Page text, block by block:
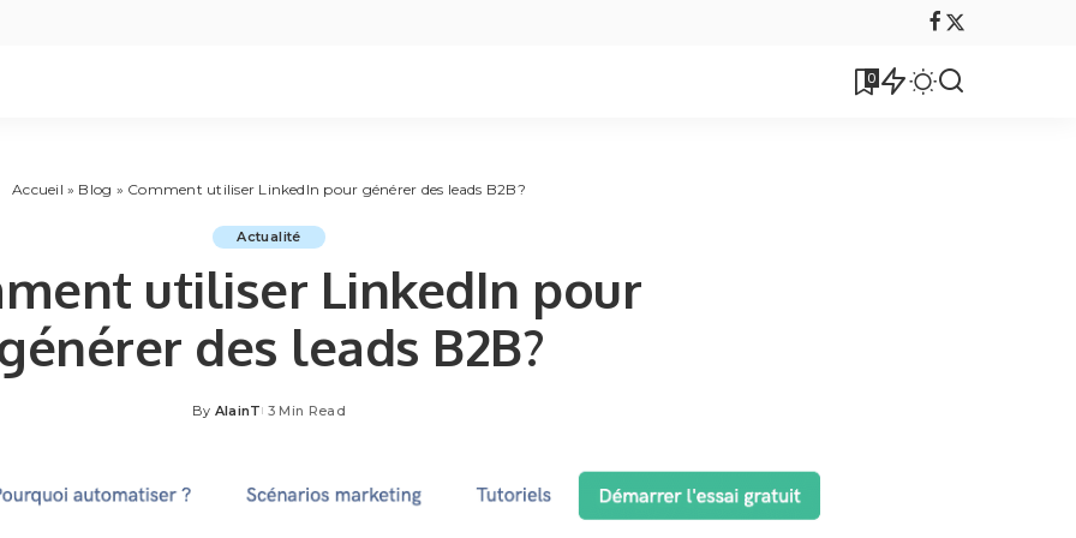
0
Accueil » Blog » Comment utiliser LinkedIn pour générer des leads B2B?
Actualité
utiliser LinkedIn pour
des leads B2B?
Posted
By AlainT 3 Min Read